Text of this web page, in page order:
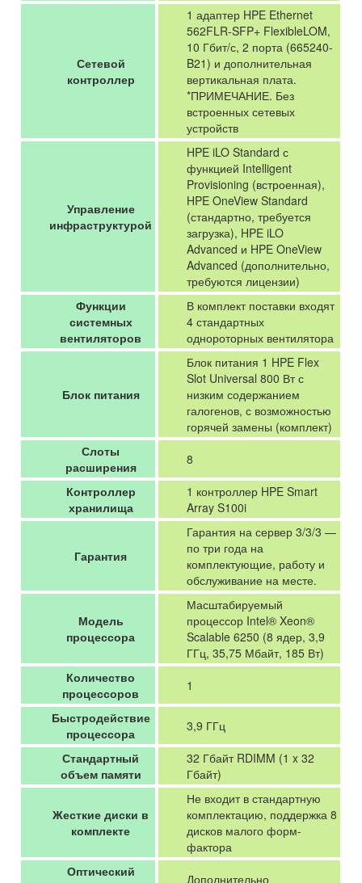
Сетевой
контроллер
1 адаптер HPE Ethernet
562FLR-SFP+ FlexibleLOM,
10 Гбит/с, 2 порта (665240-
B21) и дополнительная
вертикальная плата.
*ПРИМЕЧАНИЕ. Без
встроенных сетевых
устройств
Управление
инфраструктурой
HPE iLO Standard с
функцией Intelligent
Provisioning (встроенная),
HPE OneView Standard
(стандартно, требуется
загрузка), HPE iLO
Advanced и HPE OneView
Advanced (дополнительно,
требуются лицензии)
Функции
системных
вентиляторов
В комплект поставки входят
4 стандартных
однороторных вентилятора
Блок питания
Блок питания 1 HPE Flex
Slot Universal 800 Вт с
низким содержанием
галогенов, с возможностью
горячей замены (комплект)
Слоты
расширения
8
Контроллер
хранилища
1 контроллер HPE Smart
Array S100i
Гарантия
Гарантия на сервер 3/3/3 —
по три года на
комплектующие, работу и
обслуживание на месте.
Модель
процессора
Масштабируемый
процессор Intel® Xeon®
Scalable 6250 (8 ядер, 3,9
ГГц, 35,75 Мбайт, 185 Вт)
Количество
процессоров
1
Быстродействие
процессора
3,9 ГГц
Стандартный
объем памяти
32 Гбайт RDIMM (1 x 32
Гбайт)
Жесткие диски в
комплекте
Не входит в стандартную
комплектацию, поддержка 8
дисков малого форм-
фактора
Оптический
Дополнительно